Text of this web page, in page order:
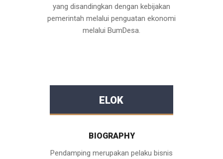
yang disandingkan dengan kebijakan
pemerintah melalui penguatan ekonomi
melalui BumDesa.
ELOK
BIOGRAPHY
Pendamping merupakan pelaku bisnis